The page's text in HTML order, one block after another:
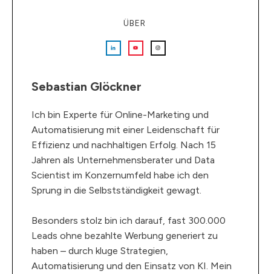
ÜBER
Sebastian Glöckner
Ich bin Experte für Online-Marketing und
Automatisierung mit einer Leidenschaft für
Effizienz und nachhaltigen Erfolg. Nach 15
Jahren als Unternehmensberater und Data
Scientist im Konzernumfeld habe ich den
Sprung in die Selbstständigkeit gewagt.
Besonders stolz bin ich darauf, fast 300.000
Leads ohne bezahlte Werbung generiert zu
haben – durch kluge Strategien,
Automatisierung und den Einsatz von KI. Mein